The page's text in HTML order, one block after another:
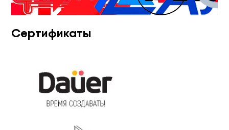
Сертификаты